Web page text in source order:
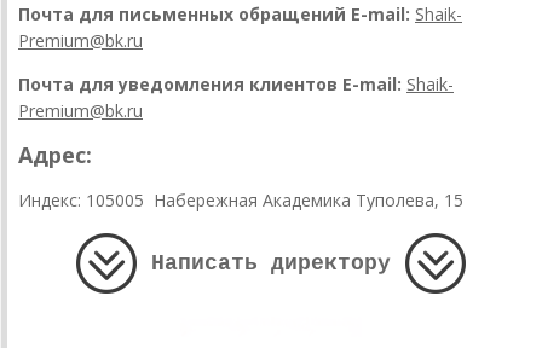
Почта для письменных обращений E-mail: Shaik-
Premium@bk.ru
Почта для уведомления клиентов E-mail: Shaik-
Premium@bk.ru
Адрес:
Индекс: 105005 Набережная Академика Туполева, 15
Написать директору